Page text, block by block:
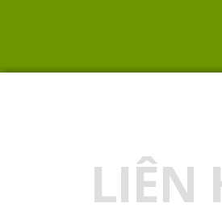
LIÊN